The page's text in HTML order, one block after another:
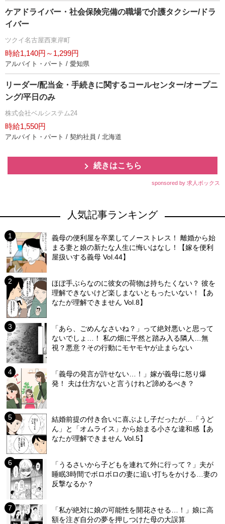
ケアドライバー・社会保険完備の職場で介護タクシー/ドラ
イバー
ツクイ名古屋西東岸町
時給1,140円～1,299円
アルバイト・パート / 愛知県
リーダー/配当金・手続きに関するコールセンター/オープニ
ング/平日のみ
株式会社ベルシステム24
時給1,550円
アルバイト・パート / 契約社員 / 北海道
続きはこちら
sponsored by 求人ボックス
人気記事ランキング
義母の便利屋を卒業してノーストレス！ 離婚から始
まる妻と娘の新たな人生に悔いはなし！【嫁を便利
屋扱いする義母 Vol.44】
ほぼ手ぶらなのに彼女の荷物は持ちたくない？ 彼を
理解できないけど楽しまないともったいない！【あ
なたが理解できません Vol.8】
「あら、ごめんなさいね？」って絶対悪いと思って
ないでしょ…！ 私の畑に平然と踏み入る隣人…無
視？悪意？その行動にモヤモヤが止まらない
「義母の発言が許せない…！」嫁が義母に怒り爆
発！ 夫は仕方ないと言うけれど諦めるべき？
結婚前提の付き合いに喜ぶよし子だったが…「うど
ん」と「オムライス」から始まる小さな違和感【あ
なたが理解できません Vol.5】
「うるさいから子どもを連れて外に行って？」夫が
睡眠3時間でボロボロの妻に追い打ちをかける…妻の
反撃なるか？
「私が絶対に娘の可能性を開花させる…！」娘に高
額を注ぎ自分の夢を押しつけた母の大誤算